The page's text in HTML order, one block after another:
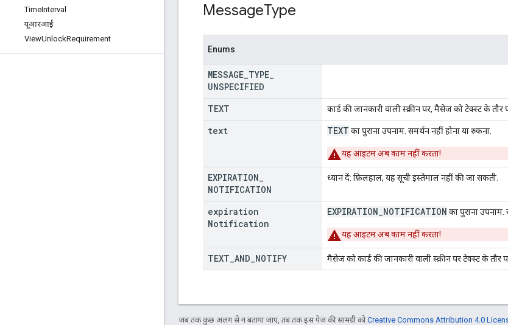
TimeInterval
यूआरआई
ViewUnlockRequirement
MessageType
Enums
MESSAGE TYPE
UNSPECIFIED
TEXT
कार्ड की जानकारी वाली स्क्रीन पर, मैसेज को टेक्स्ट के
text TEXT का पुराना उपनाम. समर्थन नहीं होना या रुकना.
यह आइटम अब काम नहीं करता!
EXPIRATION
NOTIFICATION
ध्यान दें: फ़िलहाल, यह सूची इस्तेमाल नहीं की जा सकती.
expiration
Notification
EXPIRATION_NOTIFICATION का पुराना उपनाम.
यह आइटम अब काम नहीं करता!
TEXT AND NOTIFY मैसेज को कार्ड की जानकारी वाली स्क्रीन पर टेक्स्ट के
जब तक कुछ अलग से न बताया जाए, तब तक इस पेज की सामग्री कोCreative Commons Attribution 4.0